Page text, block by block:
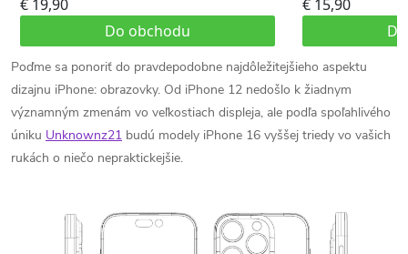
Poďme sa ponoriť do pravdepodobne najdôležitejšieho aspektu
dizajnu iPhone: obrazovky. Od iPhone 12 nedošlo k žiadnym
významným zmenám vo veľkostiach displeja, ale podľa spoľahlivého
úniku Unknownz21 budú modely iPhone 16 vyššej triedy vo vašich
rukách o niečo nepraktickejšie.